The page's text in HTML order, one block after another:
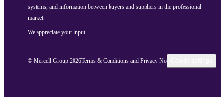
systems, and information between buyers and suppliers in the professional
market.
We appreciate your input.
© Mercell Group 2026Terms & Conditions and Privacy Notice